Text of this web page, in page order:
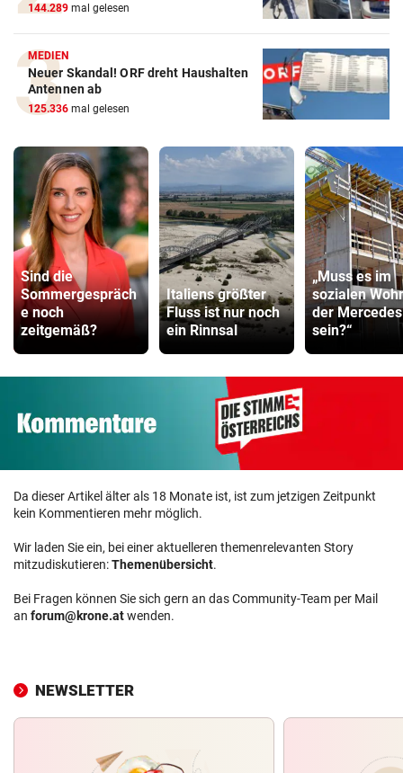
144.289 mal gelesen
MEDIEN
Neuer Skandal! ORF dreht Haushalten
Antennen ab
125.336 mal gelesen
Sind die
Sommergespräch
e noch
zeitgemäß?
Italiens größter
Fluss ist nur noch
ein Rinnsal
„Muss es im
sozialen
der Mercedes
sein?“
Da dieser Artikel älter als 18 Monate ist, ist zum jetzigen Zeitpunkt
kein Kommentieren mehr möglich.
Wir laden Sie ein, bei einer aktuelleren themenrelevanten Story
mitzudiskutieren:Themenübersicht.
Bei Fragen können Sie sich gern an das Community-Team per Mail
an forum@krone.atwenden.
NEWSLETTER